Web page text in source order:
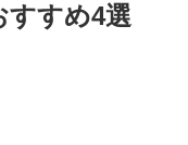
すすめ4選